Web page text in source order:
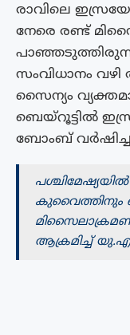
രാവിലെ
നേരെ രണ്ട്
സംവിധാനം
സൈന്യം
ബെയ്റൂട്ടിൽ
ബോംബ്
കുവൈത്തിനും
ആക്രമിച്ച്‌